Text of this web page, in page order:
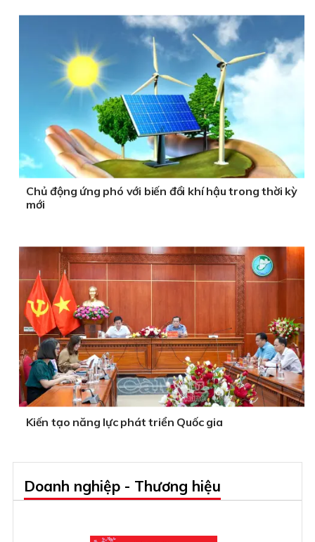
Chủ động ứng phó với biến đổi khí hậu trong thời kỳ
mới
Kiến tạo năng lực phát triển Quốc gia
Doanh nghiệp - Thương hiệu